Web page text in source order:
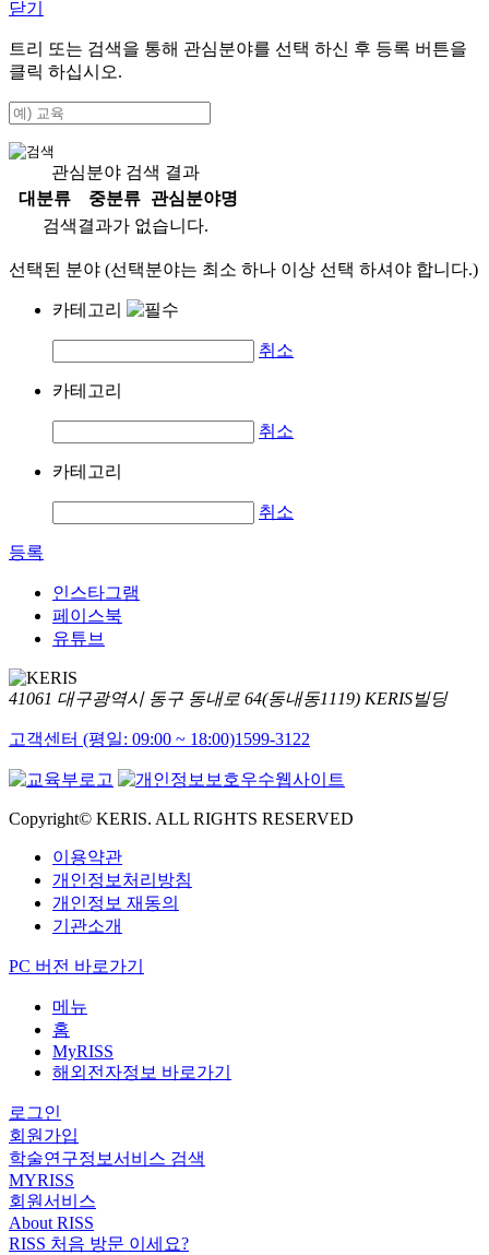
닫기
트리 또는 검색을 통해 관심분야를 선택 하신 후 등록 버튼을
클릭 하십시오.
관심분야 검색 결과
대분류
중분류
관심분야명
검색결과가 없습니다.
선택된 분야 (선택분야는 최소 하나 이상 선택 하셔야 합니다.)
카테고리
취소
카테고리
취소
카테고리
취소
등록
인스타그램
페이스북
유튜브
41061 대구광역시 동구 동내로 64(동내동1119) KERIS빌딩
고객센터 (평일: 09:00 ~ 18:00)1599-3122
Copyright© KERIS. ALL RIGHTS RESERVED
이용약관
개인정보처리방침
개인정보 재동의
기관소개
PC 버전 바로가기
메뉴
홈
MyRISS
해외전자정보 바로가기
로그인
회원가입
학술연구정보서비스 검색
MYRISS
회원서비스
About RISS
RISS 처음 방문 이세요?